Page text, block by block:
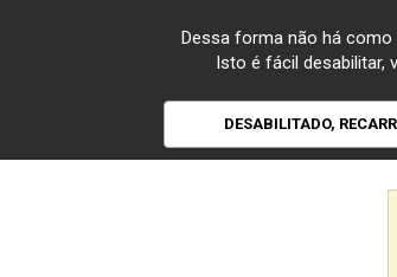
Dessa forma não há
Isto é fácil desabilitar,
DESABILITADO,